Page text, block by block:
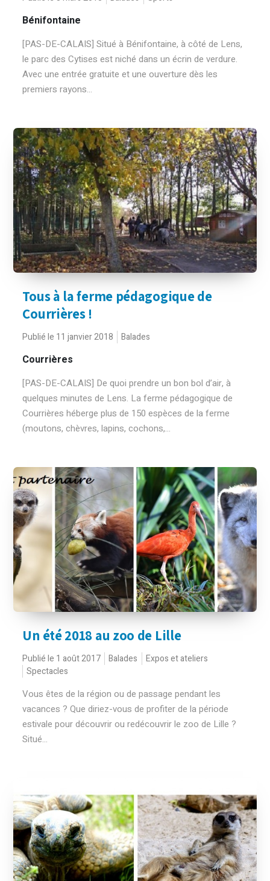
Bénifontaine
[PAS-DE-CALAIS] Situé à Bénifontaine, à côté de Lens,
le parc des Cytises est niché dans un écrin de verdure.
Avec une entrée gratuite et une ouverture dès les
premiers rayons...
Tous à la ferme pédagogique de
Courrières !
Publié le 11 janvier 2018 Balades
Courrières
[PAS-DE-CALAIS] De quoi prendre un bon bol d’air, à
quelques minutes de Lens. La ferme pédagogique de
Courrières héberge plus de 150 espèces de la ferme
(moutons, chèvres, lapins, cochons,...
Un été 2018 au zoo de Lille
Publié le 1 août 2017 Balades
Expos et ateliers
Spectacles
Vous êtes de la région ou de passage pendant les
vacances ? Que diriez-vous de profiter de la période
estivale pour découvrir ou redécouvrir le zoo de Lille ?
Situé...